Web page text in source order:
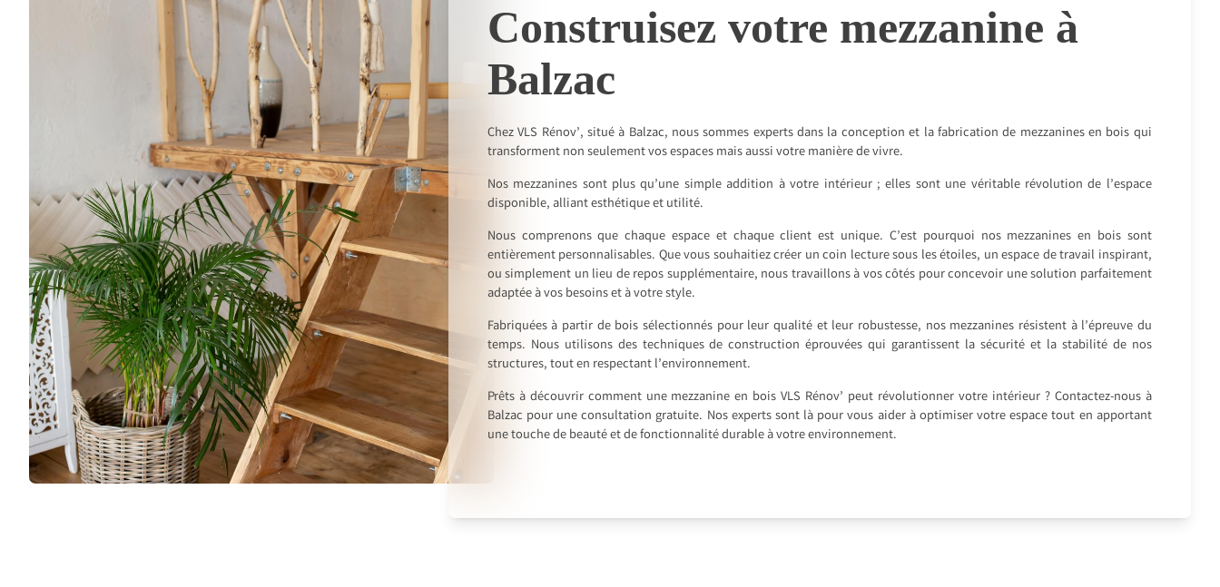
Construisez votre mezzanine à
Balzac
Chez VLS Rénov’, situé à Balzac, nous sommes experts dans la conception et la fabrication de mezzanines en bois qui
transforment non seulement vos espaces mais aussi votre manière de vivre.
Nos mezzanines sont plus qu’une simple addition à votre intérieur ; elles sont une véritable révolution de l’espace
disponible, alliant esthétique et utilité.
Nous comprenons que chaque espace et chaque client est unique. C’est pourquoi nos mezzanines en bois sont
entièrement personnalisables. Que vous souhaitiez créer un coin lecture sous les étoiles, un espace de travail inspirant,
ou simplement un lieu de repos supplémentaire, nous travaillons à vos côtés pour concevoir une solution parfaitement
adaptée à vos besoins et à votre style.
Fabriquées à partir de bois sélectionnés pour leur qualité et leur robustesse, nos mezzanines résistent à l’épreuve du
temps. Nous utilisons des techniques de construction éprouvées qui garantissent la sécurité et la stabilité de nos
structures, tout en respectant l’environnement.
Prêts à découvrir comment une mezzanine en bois VLS Rénov’ peut révolutionner votre intérieur ? Contactez-nous à
Balzac pour une consultation gratuite. Nos experts sont là pour vous aider à optimiser votre espace tout en apportant
une touche de beauté et de fonctionnalité durable à votre environnement.